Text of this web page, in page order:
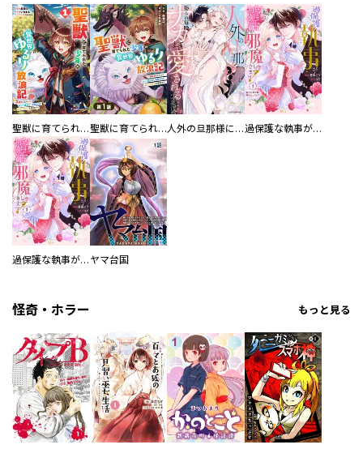
聖獣に育てられた少年の異世界ゆるり放浪記～神様からもらったチート魔法で、仲間たちとスローライフを満喫中～ 聖獣に育てられた少年の異世界ゆるり放浪記～神様からもらったチート魔法で、仲間たちとスローライフを満喫中～【分冊版】 人外の旦那様に娶られ毎晩ナカまで愛される…。アンソロジー 過保護な執事が私の婚活を邪魔してきます！ 分冊版
過保護な執事が私の婚活を邪魔してきます！ ヤマ台国
怪奇・ホラー もっと見る